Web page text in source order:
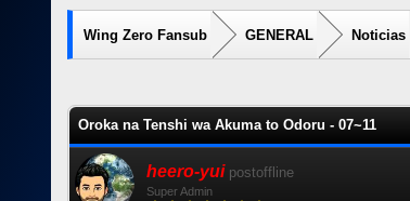
Wing Zero Fansub GENERAL Noticias
Oroka na Tenshi wa Akuma to Odoru - 07~11
heero-yui postoffline
Super Admin